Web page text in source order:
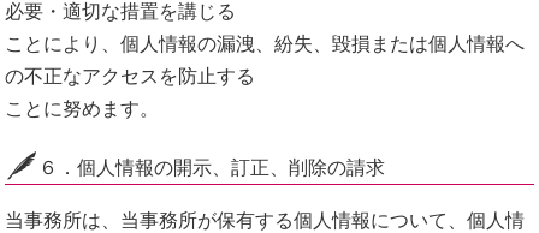
必要・適切な措置を講じる
ことにより、個人情報の漏洩、紛失、毀損または個人情報へ
の不正なアクセスを防止する
ことに努めます。
６．個人情報の開示、訂正、削除の請求
当事務所は、当事務所が保有する個人情報について、個人情